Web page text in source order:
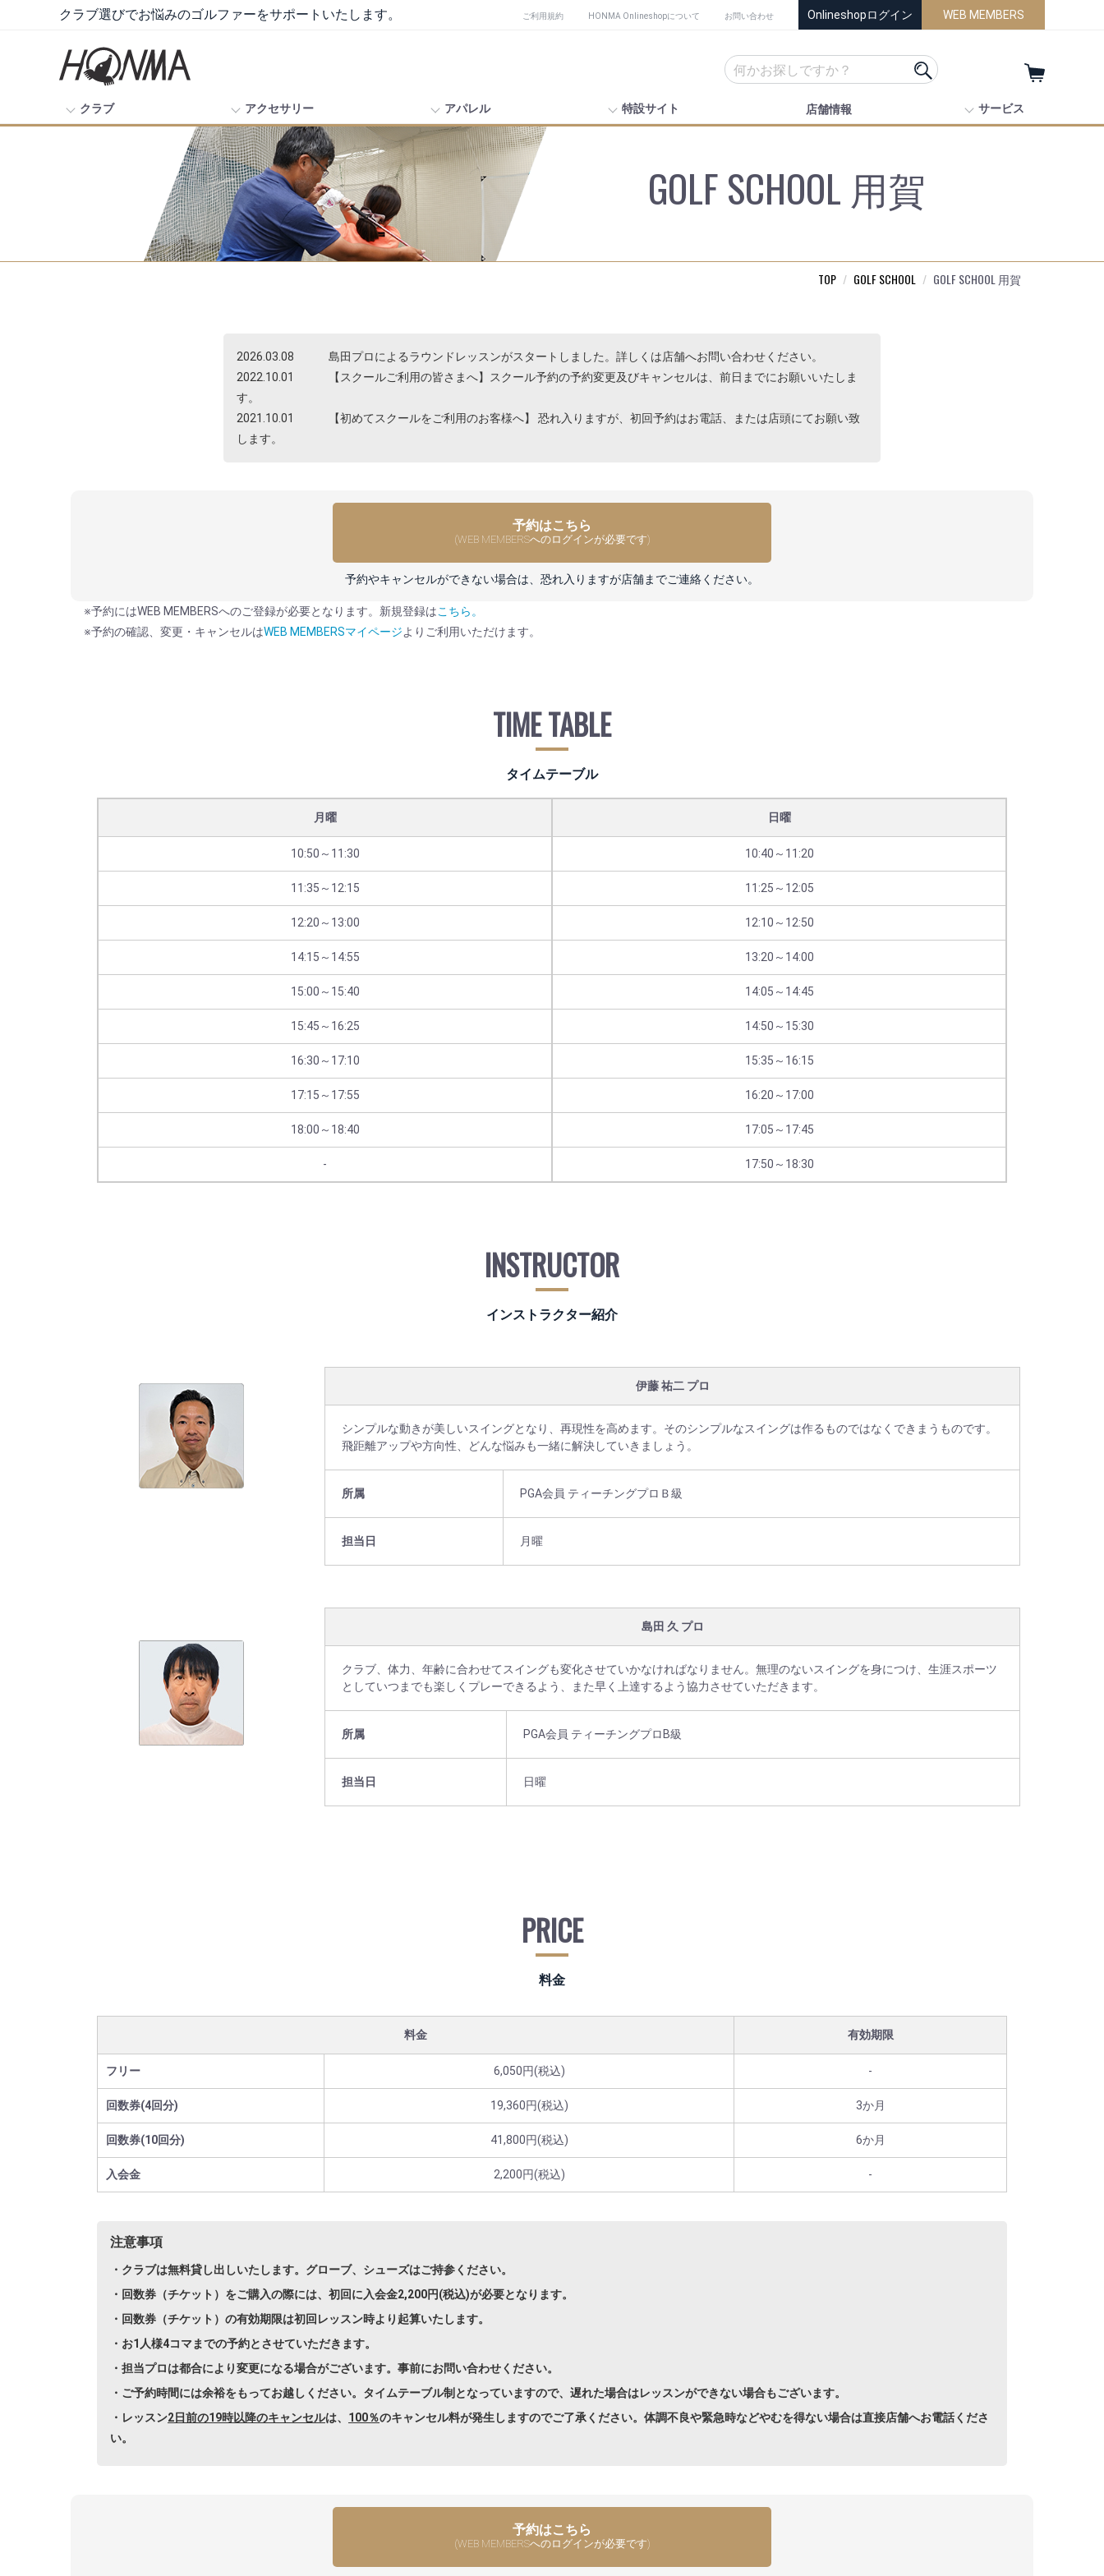
クラブ選びでお悩みのゴルファーをサポートいたします。 ご利用規約 HONMA Onlineshopについて お問い合わせ Onlineshopログイン WEB MEMBERS
クラブ アクセサリー アパレル 特設サイト 店舗情報 サービス
GOLF SCHOOL 用賀
TOP GOLF SCHOOL GOLF SCHOOL 用賀
2026.03.08 島田プロによるラウンドレッスンがスタートしました。詳しくは店舗へお問い合わせください。
2022.10.01
【スクールご利用の皆さまへ】スクール予約の予約変更及びキャンセルは、前日までにお願いいたしま
す。
2021.10.01
【初めてスクールをご利用のお客様へ】 恐れ入りますが、初回予約はお電話、または店頭にてお願い致
します。
予約はこちら
(WEB MEMBERSへのログインが必要です)
予約やキャンセルができない場合は、恐れ入りますが店舗までご連絡ください。
※予約にはWEB MEMBERSへのご登録が必要となります。新規登録はこちら。
※予約の確認、変更・キャンセルはWEB MEMBERSマイページよりご利用いただけます。
TIME TABLE
タイムテーブル
月曜 日曜
10:50～11:30 10:40～11:20
11:35～12:15 11:25～12:05
12:20～13:00 12:10～12:50
14:15～14:55 13:20～14:00
15:00～15:40 14:05～14:45
15:45～16:25 14:50～15:30
16:30～17:10 15:35～16:15
17:15～17:55 16:20～17:00
18:00～18:40 17:05～17:45
- 17:50～18:30
INSTRUCTOR
インストラクター紹介
伊藤 祐二 プロ
シンプルな動きが美しいスイングとなり、再現性を高めます。そのシンプルなスイングは作るものではなくできまうものです。
飛距離アップや方向性、どんな悩みも一緒に解決していきましょう。
所属 PGA会員 ティーチングプロＢ級
担当日 月曜
島田 久 プロ
クラブ、体力、年齢に合わせてスイングも変化させていかなければなりません。無理のないスイングを身につけ、生涯スポーツ
としていつまでも楽しくプレーできるよう、また早く上達するよう協力させていただきます。
所属 PGA会員 ティーチングプロB級
担当日 日曜
PRICE
料金
料金 有効期限
フリー 6,050円(税込) -
回数券(4回分) 19,360円(税込) 3か月
回数券(10回分) 41,800円(税込) 6か月
入会金 2,200円(税込) -
注意事項
・クラブは無料貸し出しいたします。グローブ、シューズはご持参ください。
・回数券（チケット）をご購入の際には、初回に入会金2,200円(税込)が必要となります。
・回数券（チケット）の有効期限は初回レッスン時より起算いたします。
・お1人様4コマまでの予約とさせていただきます。
・担当プロは都合により変更になる場合がございます。事前にお問い合わせください。
・ご予約時間には余裕をもってお越しください。タイムテーブル制となっていますので、遅れた場合はレッスンができない場合もございます。
・レッスン2日前の19時以降のキャンセルは、 100％のキャンセル料が発生しますのでご了承ください。体調不良や緊急時などやむを得ない場合は直接店舗へお電話くださ
い。
予約はこちら
(WEB MEMBERSへのログインが必要です)